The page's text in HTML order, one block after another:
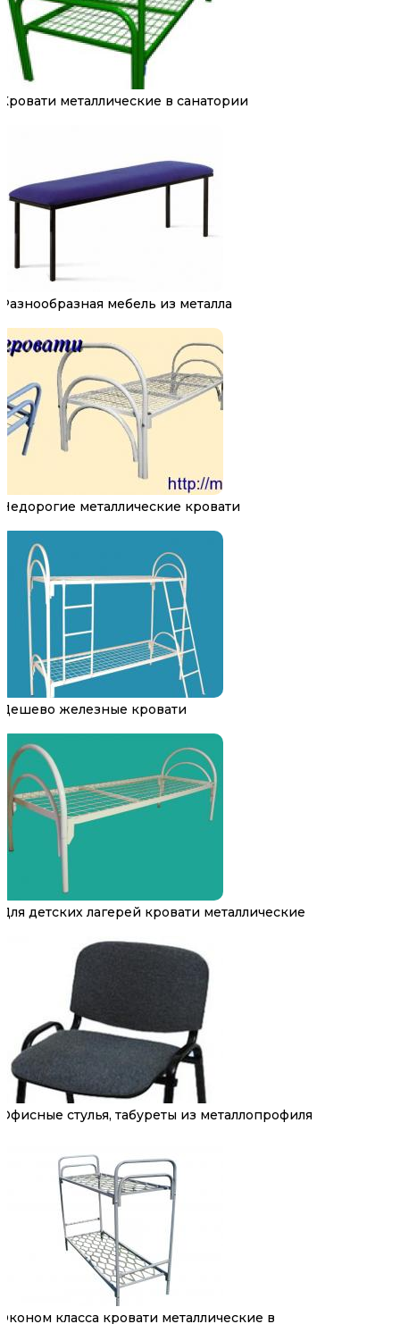
Кровати металлические в санатории
Разнообразная мебель из металла
Недорогие металлические кровати
Дешево железные кровати
Для детских лагерей кровати металлические
Офисные стулья, табуреты из металлопрофиля
Эконом класса кровати металлические в